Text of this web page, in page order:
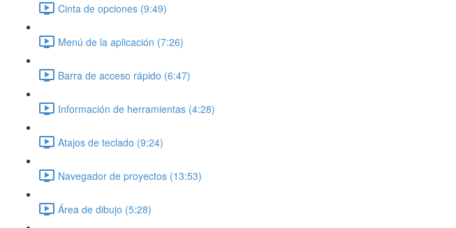
Cinta de opciones (9:49)
Menú de la aplicación (7:26)
Barra de acceso rápido (6:47)
Información de herramientas (4:28)
Atajos de teclado (9:24)
Navegador de proyectos (13:53)
Área de dibujo (5:28)